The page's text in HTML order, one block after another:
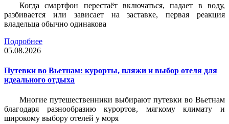
Когда смартфон перестаёт включаться, падает в воду,
разбивается или зависает на заставке, первая реакция
владельца обычно одинакова
Подробнее
05.08.2026
Путевки во Вьетнам: курорты, пляжи и выбор отеля для
идеального отдыха
Многие путешественники выбирают путевки во Вьетнам
благодаря разнообразию курортов, мягкому климату и
широкому выбору отелей у моря